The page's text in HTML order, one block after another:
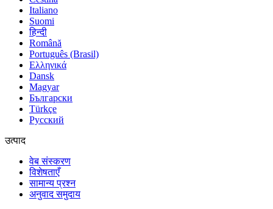
Italiano
Suomi
हिन्दी
Română
Português (Brasil)
Ελληνικά
Dansk
Magyar
Български
Türkçe
Русский
उत्पाद
वेब संस्करण
विशेषताएँ
सामान्य प्रश्न
अनुवाद समुदाय